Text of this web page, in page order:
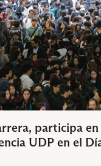
participa
UDP en el